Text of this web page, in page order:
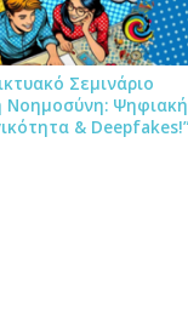
Σεμινάριο
Νοημοσύνη: Ψηφιακή
& Deepfakes!”